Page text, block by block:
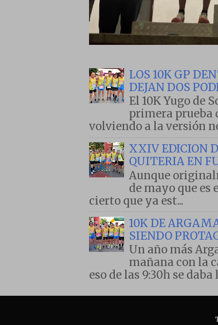
LOS 10K GP
DEJAN DOS
El 10K Yugo de
primera prueba
volviendo a la versión
XXIV EDICION
QUITERIA EN
Aunque
de mayo que es
cierto que ya est...
10K DE
SIENDO
Un año más
mañana con la
eso de las 9:30h se daba